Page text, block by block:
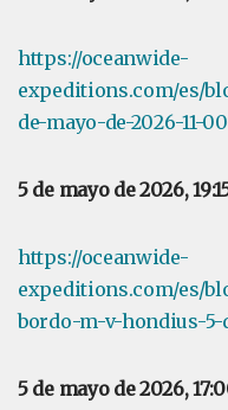
https://oceanwide-
expeditions.com/es/
de-mayo-de-2026-11-
5 de mayo de 2026,
https://oceanwide-
expeditions.com/es/
bordo-m-v-hondius-5-
5 de mayo de 2026,